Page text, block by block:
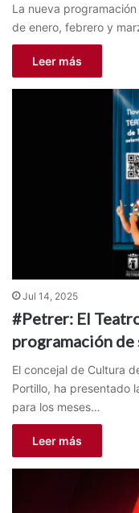
La nueva
de enero, febrero y
Leer más
Jul 14, 2025
#Petrer: El
programación
El concejal de Cultura
Portillo, ha presentado
para los meses…
Leer más